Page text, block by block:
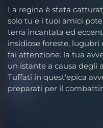
La regina è stata
solo tu e i tuoi amici
terra incantata ed
insidiose foreste,
fai attenzione: la tua
un istante a causa degli
Tuffati in quest'epica
preparati per il